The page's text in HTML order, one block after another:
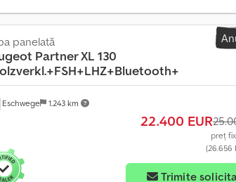
Eschwege 1.243 km
panelată
Partner XL 130
22.400 EUR
preț
(26.656
Trimite
V
â
n
z
r
t
r